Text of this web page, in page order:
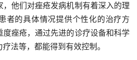
，他们对痤疮发病机制有着深入的理
者的具体情况提供个性化的治疗方
痤疮，通过先进的诊疗设备和科学
法等，都能得到有效控制。